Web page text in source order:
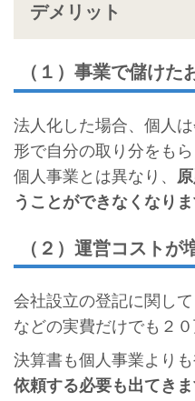
デメリット
（１）事業で儲け
法人化した場合、個人
形で自分の取り分をもら
個人事業とは異なり、
うことができなくなりま
（２）運営コストが
会社設立の登記に関し
などの実費だけでも２
決算書も個人事業よりも
依頼する必要も出てきま